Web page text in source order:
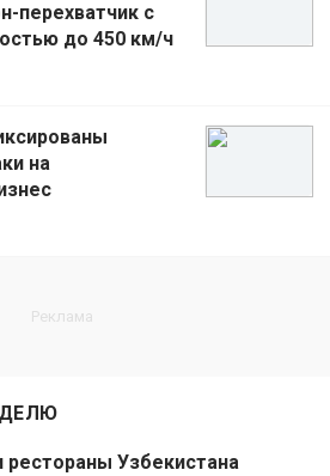
перехватчик с
до 450 км/ч
на
рестораны Узбекистана